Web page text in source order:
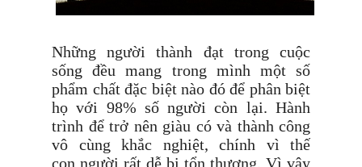
Những người thành đạt trong cuộc
sống đều mang trong mình một số
phẩm chất đặc biệt nào đó để phân biệt
họ với 98% số người còn lại. Hành
trình để trở nên giàu có và thành công
vô cùng khắc nghiệt, chính vì thế
con người rất dễ bị tổn thương. Vì vậy